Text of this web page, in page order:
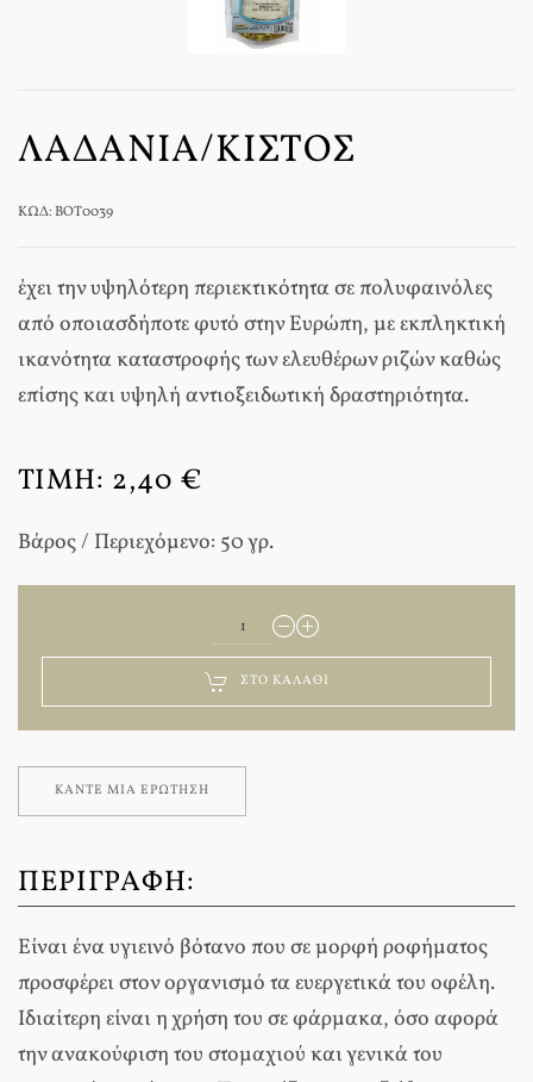
ΛΑΔΑΝΙΆ/ΚΙΣΤΌΣ
ΚΩΔ: BOT0039
έχει την υψηλότερη περιεκτικότητα σε πολυφαινόλες
από οποιασδήποτε φυτό στην Ευρώπη, με εκπληκτική
ικανότητα καταστροφής των ελευθέρων ριζών καθώς
επίσης και υψηλή αντιοξειδωτική δραστηριότητα.
ΤΙΜΉ: 2,40 €
Βάρος / Περιεχόμενο: 50 γρ.
ΣΤΟ ΚΑΛΆΘΙ
ΚΆΝΤΕ ΜΊΑ ΕΡΏΤΗΣΗ
ΠΕΡΙΓΡΑΦΉ:
Είναι ένα υγιεινό βότανο που σε μορφή ροφήματος
προσφέρει στον οργανισμό τα ευεργετικά του οφέλη.
Ιδιαίτερη είναι η χρήση του σε φάρμακα, όσο αφορά
την ανακούφιση του στομαχιού και γενικά του